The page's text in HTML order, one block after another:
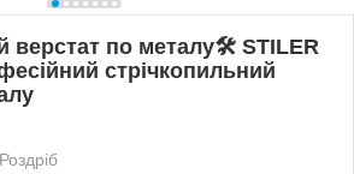
верстат по металу🛠 STILER
стрічкопильний
Роздріб